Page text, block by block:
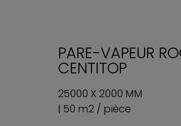
PARE-VAPEUR
CENTITOP
25000 X 2000 MM
| 50 m2 / pièce